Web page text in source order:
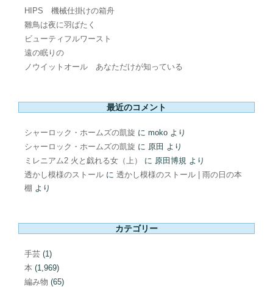
HIPS 機械仕掛けの箱舟
雛鳥は夜に羽ばたく
ビューティフルワースト
遠の眠りの
ノウイットオール あなただけが知っている
最近のコメント
シャーロック・ホームズの凱旋 に moko より
シャーロック・ホームズの凱旋 に 原田 より
ミレニアム2 火と戯れる女（上）
に 原田博規 より
透かし模様のストール に 透かし模様のストール | 雨の日の本
棚 より
カテゴリー
手芸 (1)
本 (1,969)
編み物 (65)